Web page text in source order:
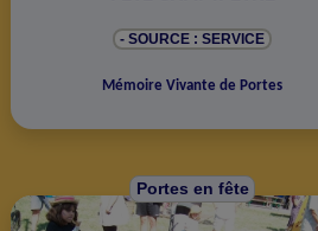
- SOURCE : SERVICE
Mémoire Vivante de Portes
Portes en fête